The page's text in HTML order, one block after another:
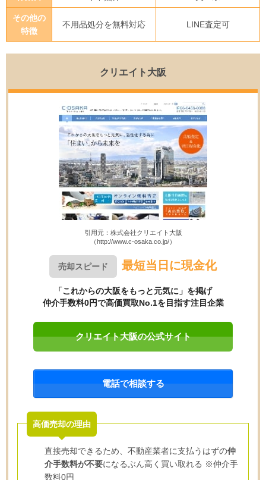
その他の
特徴
不用品処分を無料対応 LINE査定可
クリエイト大阪
引用元：株式会社クリエイト大阪
（http://www.c-osaka.co.jp/）
売却スピード 最短当日に現金化
「これからの大阪をもっと元気に」を掲げ
仲介手数料0円で高価買取No.1を目指す注目企業
クリエイト大阪の公式サイト
電話で相談する
高価売却の理由
直接売却できるため、不動産業者に支払うはずの仲
介手数料が不要になるぶん高く買い取れる ※仲介手
数料0円